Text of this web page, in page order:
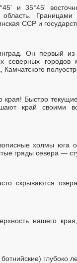
и 35°45'
ССР и
Он первый из
северных
Быстро
край своими
холмы юга
гряды севера —
скрываются
нашего